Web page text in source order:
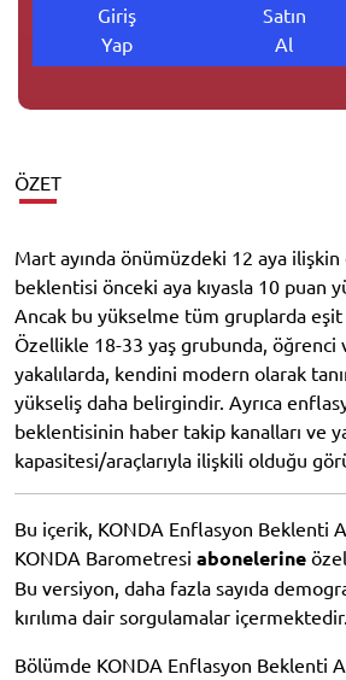
Giriş
Yap
Satın
Al
ÖZET
Mart ayında önümüzdeki 12 aya
beklentisi önceki aya kıyasla 10 puan
Ancak bu yükselme tüm gruplarda
Özellikle 18-33 yaş grubunda, öğrenci
yakalılarda, kendini modern olarak
yükseliş daha belirgindir. Ayrıca
beklentisinin haber takip kanalları ve
kapasitesi/araçlarıyla ilişkili olduğu
Bu içerik, KONDA Enflasyon Beklenti
KONDA Barometresi abonelerine
Bu versiyon, daha fazla sayıda
kırılıma dair sorgulamalar içermektedir.
Bölümde KONDA Enflasyon Beklenti